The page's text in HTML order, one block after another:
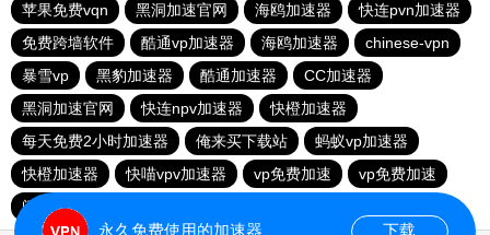
苹果免费vqn
黑洞加速官网 海鸥加速器
快连pvn加速器
免费跨墙软件
酷通vp加速器 海鸥加速器
chinese-vpn
暴雪vp
黑豹加速器 酷通加速器
CC加速器
黑洞加速官网
快连npv加速器
快橙加速器
每天免费2小时加速器
俺来买下载站
蚂蚁vp加速器
快橙加速器
快喵vpv加速器 vp免费加速
vp免费加速
闪电猫加速器-speedcat
永久免费使用的加速器 下载